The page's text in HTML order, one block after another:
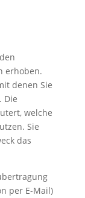
erhoben.
denen Sie
Die
welche
Sie
das
per E-Mail)